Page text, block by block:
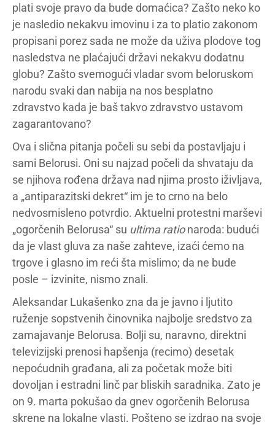
plati svoje pravo da bude domaćica? Zašto neko ko
je nasledio nekakvu imovinu i za to platio zakonom
propisani porez sada ne može da uživa plodove tog
nasledstva ne plaćajući državi nekakvu dodatnu
globu? Zašto svemogući vladar svom beloruskom
narodu svaki dan nabija na nos besplatno
zdravstvo kada je baš takvo zdravstvo ustavom
zagarantovano?
Ova i slična pitanja počeli su sebi da postavljaju i
sami Belorusi. Oni su najzad počeli da shvataju da
se njihova rođena država nad njima prosto iživljava,
a „antiparazitski dekret“ im je to crno na belo
nedvosmisleno potvrdio. Aktuelni protestni marševi
„ogorčenih Belorusa“ su ultima rationaroda: budući
da je vlast gluva za naše zahteve, izaći ćemo na
trgove i glasno im reći šta mislimo; da ne bude
posle – izvinite, nismo znali.
Aleksandar Lukašenko zna da je javno i ljutito
ruženje sopstvenih činovnika najbolje sredstvo za
zamajavanje Belorusa. Bolji su, naravno, direktni
televizijski prenosi hapšenja (recimo) desetak
nepoćudnih građana, ali za početak može biti
dovoljan i estradni linč par bliskih saradnika. Zato je
on 9. marta pokušao da gnev ogorčenih Belorusa
skrene na lokalne vlasti. Pošteno se izdrao na svoje